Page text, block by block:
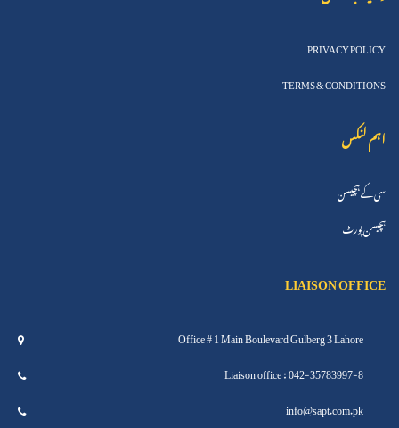
PRIVACY POLICY
TERMS & CONDITIONS
اہم لنکس
سی کے ہچیسن
ہچیسن پورٹ
LIAISON OFFICE
Office # 1 Main Boulevard Gulberg 3 Lahore
Liaison office : 042-35783997-8
info@sapt.com.pk